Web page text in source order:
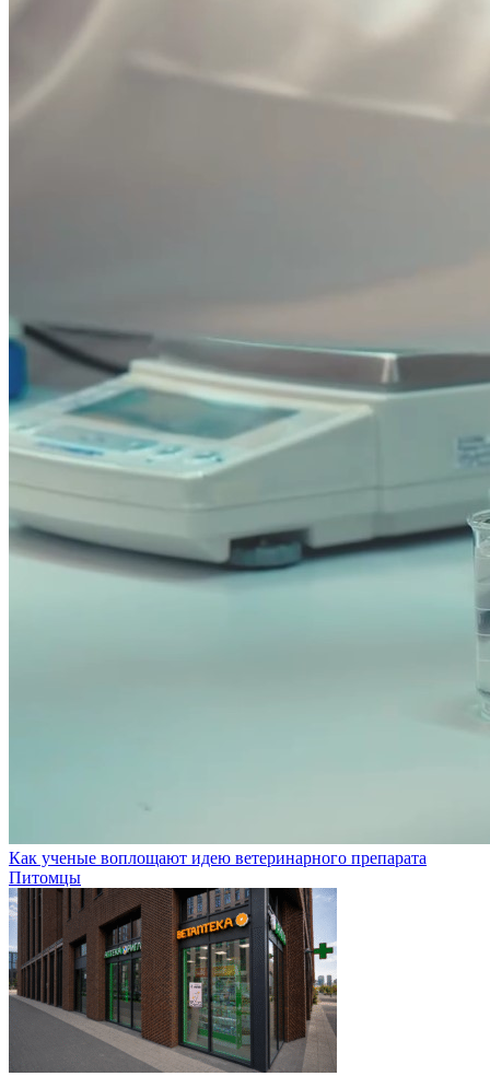
Как ученые воплощают идею ветеринарного препарата
Питомцы